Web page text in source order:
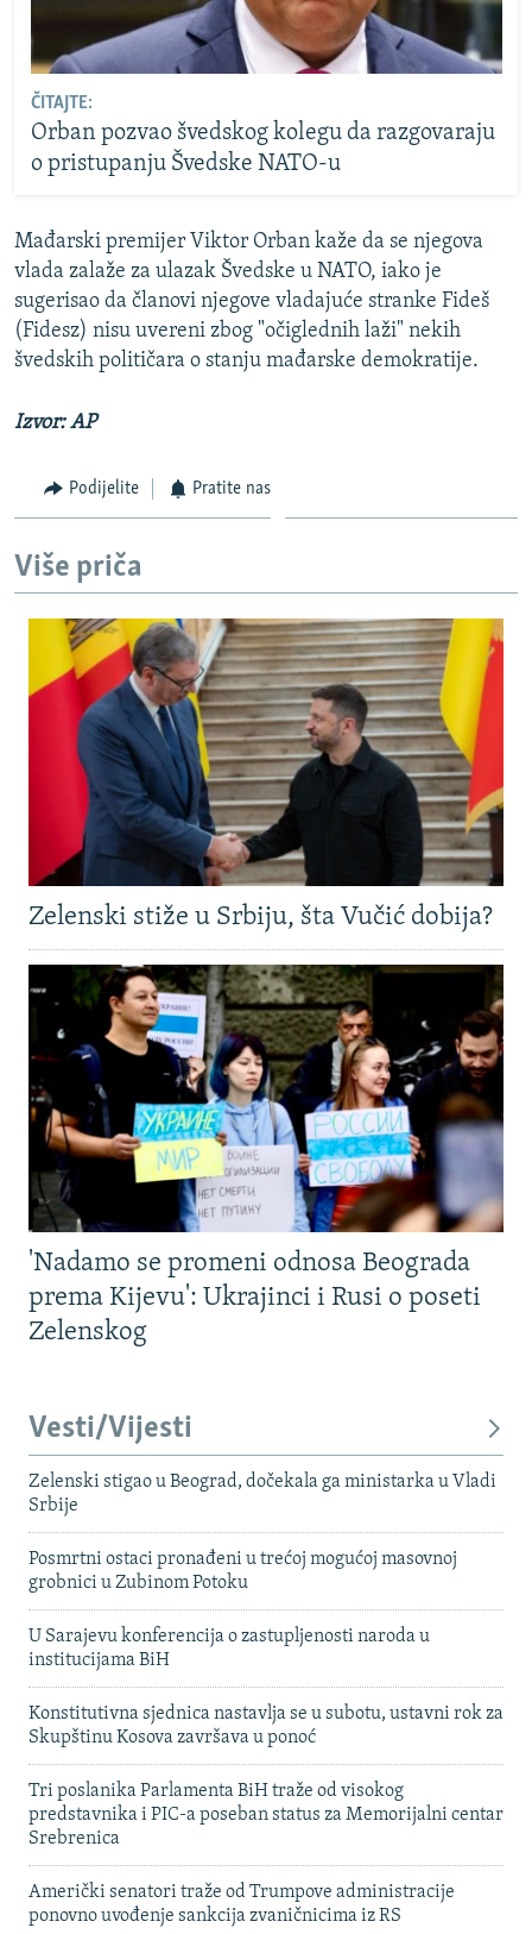
ČITAJTE:
Orban pozvao švedskog kolegu da razgovaraju
o pristupanju Švedske NATO-u
Mađarski premijer Viktor Orban kaže da se njegova
vlada zalaže za ulazak Švedske u NATO, iako je
sugerisao da članovi njegove vladajuće stranke Fideš
(Fidesz) nisu uvereni zbog "očiglednih laži" nekih
švedskih političara o stanju mađarske demokratije.
Izvor: AP
Podijelite Pratite nas
Više priča
Zelenski stiže u Srbiju, šta Vučić dobija?
'Nadamo se promeni odnosa Beograda
prema Kijevu': Ukrajinci i Rusi o poseti
Zelenskog
Vesti/Vijesti
Zelenski stigao u Beograd, dočekala ga ministarka u Vladi
Srbije
Posmrtni ostaci pronađeni u trećoj mogućoj masovnoj
grobnici u Zubinom Potoku
U Sarajevu konferencija o zastupljenosti naroda u
institucijama BiH
Konstitutivna sjednica nastavlja se u subotu, ustavni rok za
Skupštinu Kosova završava u ponoć
Tri poslanika Parlamenta BiH traže od visokog
predstavnika i PIC-a poseban status za Memorijalni centar
Srebrenica
Američki senatori traže od Trumpove administracije
ponovno uvođenje sankcija zvaničnicima iz RS